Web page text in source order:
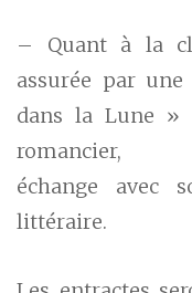
– Quant à la
assurée par
dans la Lune »
romancier,
échange avec
littéraire.